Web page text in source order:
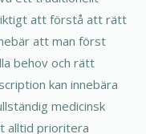
att förstå att rätt
att man först
behov och rätt
kan innebära
medicinsk
alltid prioritera